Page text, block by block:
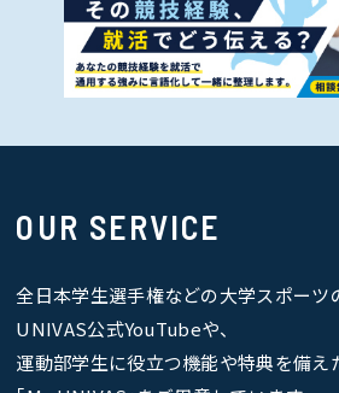
OUR SERVICE
全日本学生選手権などの大学スポーツ
UNIVAS公式YouTubeや、
運動部学生に役立つ機能や特典を備え